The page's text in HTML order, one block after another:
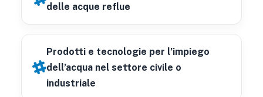
delle acque reflue
Prodotti e tecnologie per l’impiego
dell’acqua nel settore civile o
industriale